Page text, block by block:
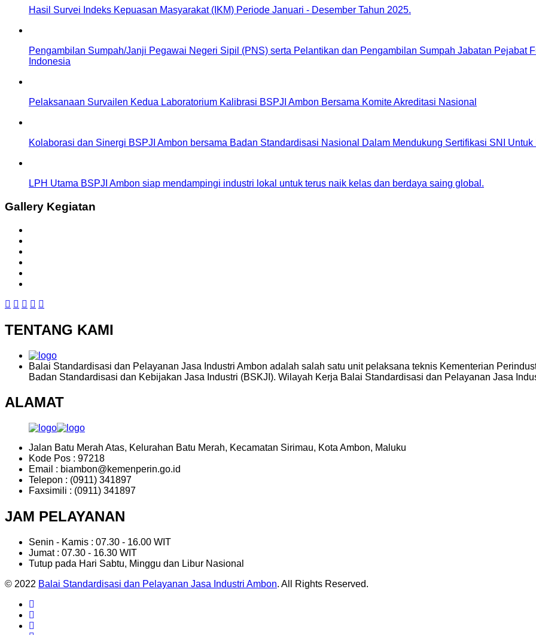
Hasil Survei Indeks Kepuasan Masyarakat (IKM) Periode Januari - Desember Tahun 2025.
Pengambilan Sumpah/Janji Pegawai Negeri Sipil (PNS) serta Pelantikan dan Pengambilan Sumpah Jabatan Pejabat
Indonesia
Pelaksanaan Survailen Kedua Laboratorium Kalibrasi BSPJI Ambon Bersama Komite Akreditasi Nasional
Kolaborasi dan Sinergi BSPJI Ambon bersama Badan Standardisasi Nasional Dalam Mendukung Sertifikasi SNI Untuk
LPH Utama BSPJI Ambon siap mendampingi industri lokal untuk terus naik kelas dan berdaya saing global.
Gallery Kegiatan
TENTANG KAMI
Balai Standardisasi dan Pelayanan Jasa Industri Ambon adalah salah satu unit pelaksana teknis Kementerian
Badan Standardisasi dan Kebijakan Jasa Industri (BSKJI). Wilayah Kerja Balai Standardisasi dan Pelayanan Jasa
ALAMAT
Jalan Batu Merah Atas, Kelurahan Batu Merah, Kecamatan Sirimau, Kota Ambon, Maluku
Kode Pos : 97218
Email : biambon@kemenperin.go.id
Telepon : (0911) 341897
Faxsimili : (0911) 341897
JAM PELAYANAN
Senin - Kamis : 07.30 - 16.00 WIT
Jumat : 07.30 - 16.30 WIT
Tutup pada Hari Sabtu, Minggu dan Libur Nasional
© 2022 Balai Standardisasi dan Pelayanan Jasa Industri Ambon. All Rights Reserved.